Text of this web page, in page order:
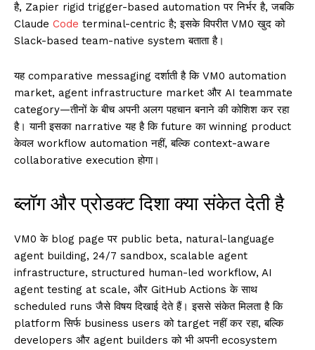
है, Zapier rigid trigger-based automation पर निर्भर है, जबकि
Claude Code terminal-centric है; इसके विपरीत VM0 खुद को
Slack-based team-native system बताता है।
यह comparative messaging दर्शाती है कि VM0 automation
market, agent infrastructure market और AI teammate
category—तीनों के बीच अपनी अलग पहचान बनाने की कोशिश कर रहा
है। यानी इसका narrative यह है कि future का winning product
केवल workflow automation नहीं, बल्कि context-aware
collaborative execution होगा।
ब्लॉग और प्रोडक्ट दिशा क्या संकेत देती है
VM0 के blog page पर public beta, natural-language
agent building, 24/7 sandbox, scalable agent
infrastructure, structured human-led workflow, AI
agent testing at scale, और GitHub Actions के साथ
scheduled runs जैसे विषय दिखाई देते हैं। इससे संकेत मिलता है कि
platform सिर्फ business users को target नहीं कर रहा, बल्कि
developers और agent builders को भी अपनी ecosystem